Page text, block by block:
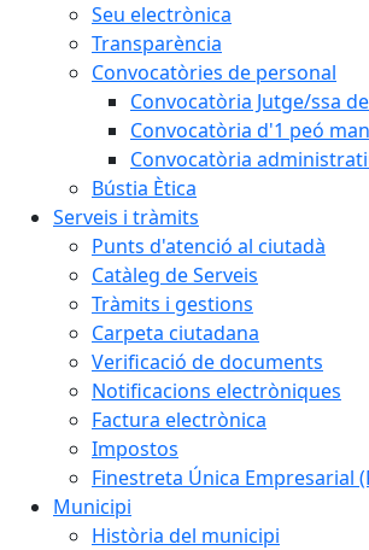
Seu electrònica
Transparència
Convocatòries de personal
Convocatòria Jutge/ssa
Convocatòria d'1 peó
Convocatòria
Bústia Ètica
Serveis i tràmits
Punts d'atenció al ciutadà
Catàleg de Serveis
Tràmits i gestions
Carpeta ciutadana
Verificació de documents
Notificacions electròniques
Factura electrònica
Impostos
Finestreta Única Empresarial
Municipi
Història del municipi